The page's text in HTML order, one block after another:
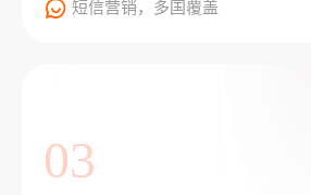
短信营销，多国覆盖
03